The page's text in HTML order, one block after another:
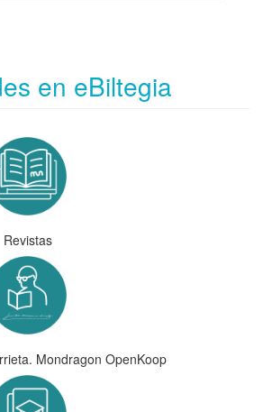
en eBiltegia
Revistas
Mondragon OpenKoop